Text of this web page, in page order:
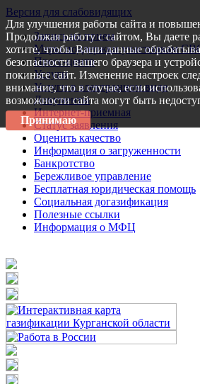
Версия для слабовидящих
Запись на прием
Меры поддержки участникам
Пресс-центр
Услуги
Услуги в электронном виде
Документы
Интернет-приемная
Статус заявления
Оценить качество
Информация о загруженности
Банкротство
Бережливое управление
Бесплатная юридическая помощь
Социальная догазификация
Полезные ссылки
Информация о МФЦ
Для улучшения работы сайта и
Продолжая работу с сайтом, Вы даете
хотите, чтобы Ваши данные
безопасности вашего браузера и
покиньте сайт. Изменение настроек
внимание, что в случае, если
возможности сайта могут быть
Принимаю